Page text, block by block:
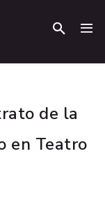
de la
en Teatro